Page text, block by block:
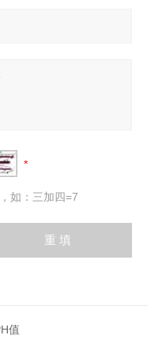
如：三加四=7
值